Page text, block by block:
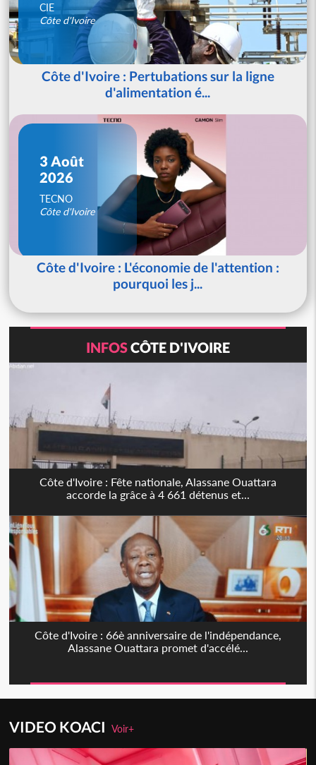
CIE
Côte d'Ivoire
Côte d'Ivoire : Pertubations sur la ligne
d'alimentation é...
3 Août
2026
TECNO
Côte d'Ivoire
Côte d'Ivoire : L'économie de l'attention :
pourquoi les j...
INFOSCÔTE D'IVOIRE
Côte d'Ivoire : Fête nationale, Alassane Ouattara
accorde la grâce à 4 661 détenus et...
Côte d'Ivoire : 66è anniversaire de l'indépendance,
Alassane Ouattara promet d'accélé...
VIDEO KOACIVoir+